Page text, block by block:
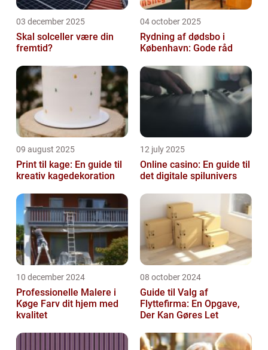
03 december 2025
Skal solceller være din
fremtid?
04 october 2025
Rydning af dødsbo i
København: Gode råd
09 august 2025
Print til kage: En guide til
kreativ kagedekoration
12 july 2025
Online casino: En guide til
det digitale spilunivers
10 december 2024
Professionelle Malere i
Køge Farv dit hjem med
kvalitet
08 october 2024
Guide til Valg af
Flyttefirma: En Opgave,
Der Kan Gøres Let